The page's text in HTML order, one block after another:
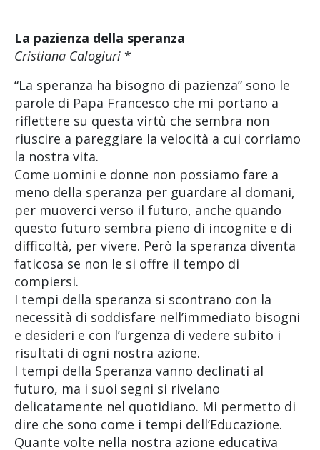
La pazienza della speranza
Cristiana Calogiuri *
“La speranza ha bisogno di pazienza” sono le
parole di Papa Francesco che mi portano a
riflettere su questa virtù che sembra non
riuscire a pareggiare la velocità a cui corriamo
la nostra vita.
Come uomini e donne non possiamo fare a
meno della speranza per guardare al domani,
per muoverci verso il futuro, anche quando
questo futuro sembra pieno di incognite e di
difficoltà, per vivere. Però la speranza diventa
faticosa se non le si offre il tempo di
compiersi.
I tempi della speranza si scontrano con la
necessità di soddisfare nell’immediato bisogni
e desideri e con l’urgenza di vedere subito i
risultati di ogni nostra azione.
I tempi della Speranza vanno declinati al
futuro, ma i suoi segni si rivelano
delicatamente nel quotidiano. Mi permetto di
dire che sono come i tempi dell’Educazione.
Quante volte nella nostra azione educativa